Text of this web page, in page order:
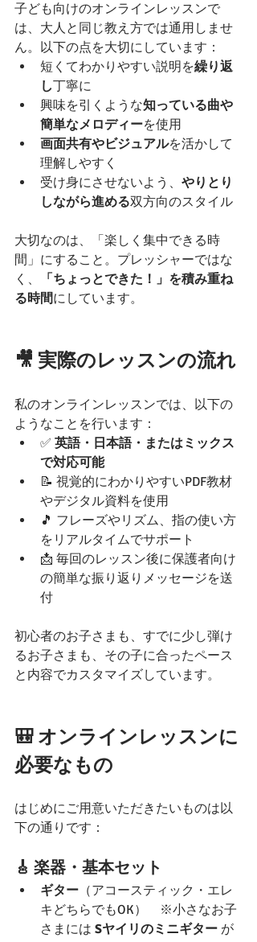
子ども向けのオンラインレッスンで
は、大人と同じ教え方では通用しませ
ん。以下の点を大切にしています：
短くてわかりやすい説明を繰り返
し丁寧に
興味を引くような知っている曲や
簡単なメロディーを使用
画面共有やビジュアルを活かして
理解しやすく
受け身にさせないよう、 やりとり
しながら進める双方向のスタイル
大切なのは、「楽しく集中できる時
間」にすること。プレッシャーではな
く、
「ちょっとできた！」を積み重ね
る時間にしています。
🎥 実際のレッスンの流れ
私のオンラインレッスンでは、以下の
ようなことを行います：
✅ 英語・日本語・またはミックス
で対応可能
📝 視覚的にわかりやすいPDF教材
やデジタル資料を使用
🎵 フレーズやリズム、指の使い方
をリアルタイムでサポート
📩 毎回のレッスン後に保護者向け
の簡単な振り返りメッセージを送
付
初心者のお子さまも、すでに少し弾け
るお子さまも、その子に合ったペース
と内容でカスタマイズしています。
🎒 オンラインレッスンに
必要なもの
はじめにご用意いただきたいものは以
下の通りです：
🎸 楽器・基本セット
ギター （アコースティック・エレ
キどちらでもOK）　※小さなお子
さまには Sヤイリのミニギター が